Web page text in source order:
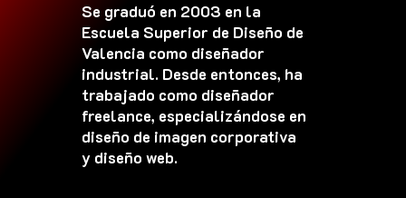
Se graduó en 2003 en la
Escuela Superior de Diseño de
Valencia como diseñador
industrial. Desde entonces, ha
trabajado como diseñador
freelance, especializándose en
diseño de imagen corporativa
y diseño web.